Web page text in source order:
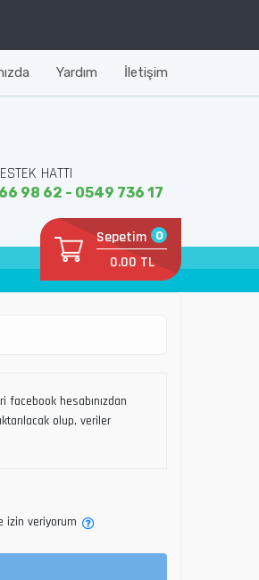
Yardım İletişim
HATTI
98 62 - 0549 736 17
Sepetim 0
0.00 TL
facebook hesabınızdan
olup, veriler
izin veriyorum